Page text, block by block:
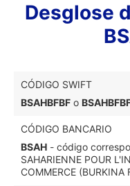
Desglose
CÓDIGO SWIFT
BSAHBFBF o
CÓDIGO BANCARIO
BSAH - código
SAHARIENNE POUR
COMMERCE (BURKINA